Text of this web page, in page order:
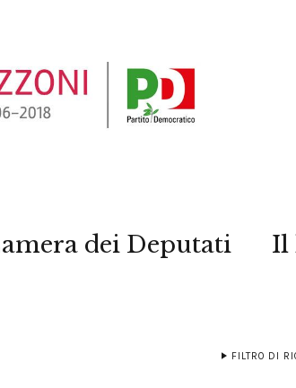
dei Deputati Il
FILTRO DI